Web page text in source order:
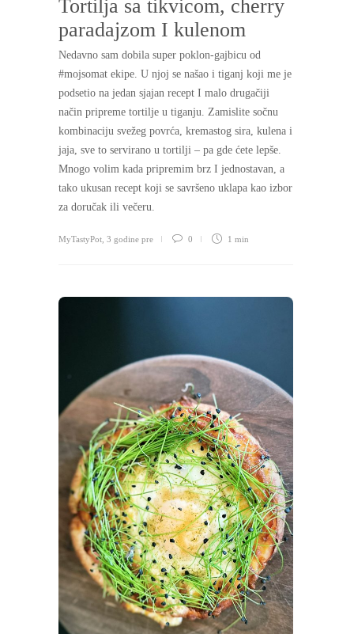
Tortilja sa tikvicom, cherry
paradajzom I kulenom
Nedavno sam dobila super poklon-gajbicu od
#mojsomat ekipe. U njoj se našao i tiganj koji me je
podsetio na jedan sjajan recept I malo drugačiji
način pripreme tortilje u tiganju. Zamislite sočnu
kombinaciju svežeg povrća, kremastog sira, kulena i
jaja, sve to servirano u tortilji – pa gde ćete lepše.
Mnogo volim kada pripremim brz I jednostavan, a
tako ukusan recept koji se savršeno uklapa kao izbor
za doručak ili večeru.
MyTastyPot, 3 godine pre 0 1 min